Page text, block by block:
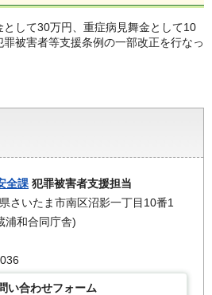
して30万円、重症病見舞金として10
被害者等支援条例の一部改正を行なっ
全課 犯罪被害者支援担当
さいたま市南区沼影一丁目10番1
浦和合同庁舎)
い合わせフォーム